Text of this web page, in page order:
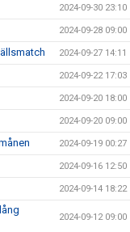
2024-09-30 23:10
2024-09-28 09:00
2024-09-27 14:11
2024-09-22 17:03
2024-09-20 18:00
2024-09-20 09:00
2024-09-19 00:27
2024-09-16 12:50
2024-09-14 18:22
2024-09-12 09:00